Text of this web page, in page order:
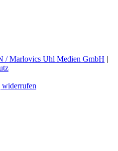
Marlovics Uhl Medien GmbH |
widerrufen